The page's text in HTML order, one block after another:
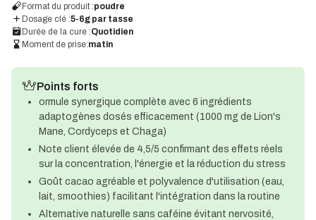
Format du produit :poudre
Dosage clé :5-6g par tasse
Durée de la cure :Quotidien
Moment de prise:matin
Points forts
ormule synergique complète avec 6 ingrédients
adaptogènes dosés efficacement (1000 mg de Lion's
Mane, Cordyceps et Chaga)
Note client élevée de 4,5/5 confirmant des effets réels
sur la concentration, l'énergie et la réduction du stress
Goût cacao agréable et polyvalence d'utilisation (eau,
lait, smoothies) facilitant l'intégration dans la routine
Alternative naturelle sans caféine évitant nervosité,